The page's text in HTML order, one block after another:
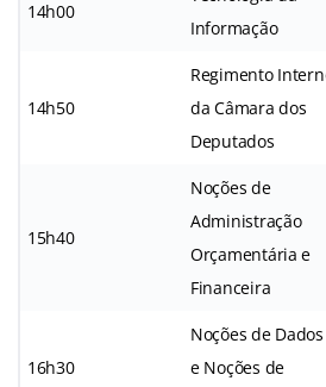
14h00
Informação
14h50
Regimento
da Câmara dos
Deputados
15h40
Noções de
Administração
Orçamentária e
Financeira
16h30
Noções de Dados
e Noções de